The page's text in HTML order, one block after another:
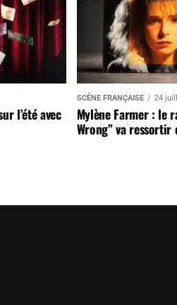
l’été avec
SCÈNE FRANÇAISE 24
Mylène Farmer : le
Wrong” va ressortir